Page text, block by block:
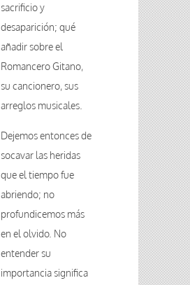
sacrificio y
desaparición; qué
añadir sobre el
Romancero Gitano,
su cancionero, sus
arreglos musicales.
Dejemos entonces de
socavar las heridas
que el tiempo fue
abriendo; no
profundicemos más
en el olvido. No
entender su
importancia significa